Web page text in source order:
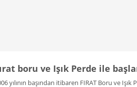
boru ve Işık Perde ile
yılının başından itibaren FIRAT Boru ve